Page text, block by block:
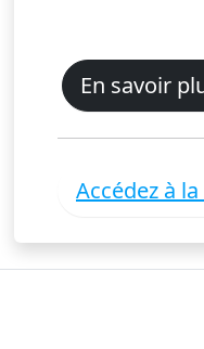
En savoir
Accédez à